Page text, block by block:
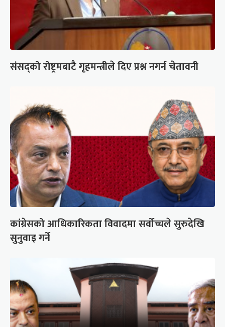
संसद्को रोष्ट्रमबाटै गृहमन्त्रीले दिए प्रश्न नगर्न चेतावनी
कांग्रेसको आधिकारिकता विवादमा सर्वोच्चले सुरुदेखि
सुनुवाइ गर्ने